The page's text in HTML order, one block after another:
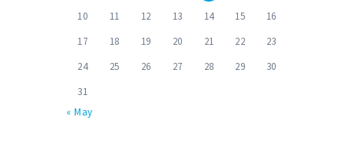
10
11 12 13 14 15
16
17
18 19 20 21 22
23
24
25 26 27 28 29
30
31
« May